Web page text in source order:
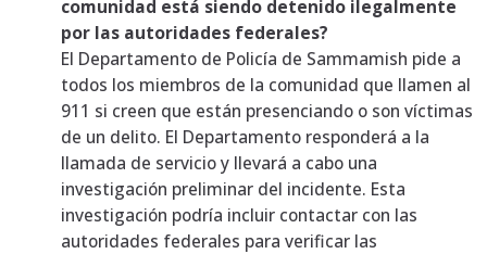
comunidad está siendo detenido ilegalmente
por las autoridades federales?
El Departamento de Policía de Sammamish pide a
todos los miembros de la comunidad que llamen al
911 si creen que están presenciando o son víctimas
de un delito. El Departamento responderá a la
llamada de servicio y llevará a cabo una
investigación preliminar del incidente. Esta
investigación podría incluir contactar con las
autoridades federales para verificar las